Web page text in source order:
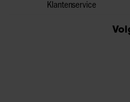
Klantenservice